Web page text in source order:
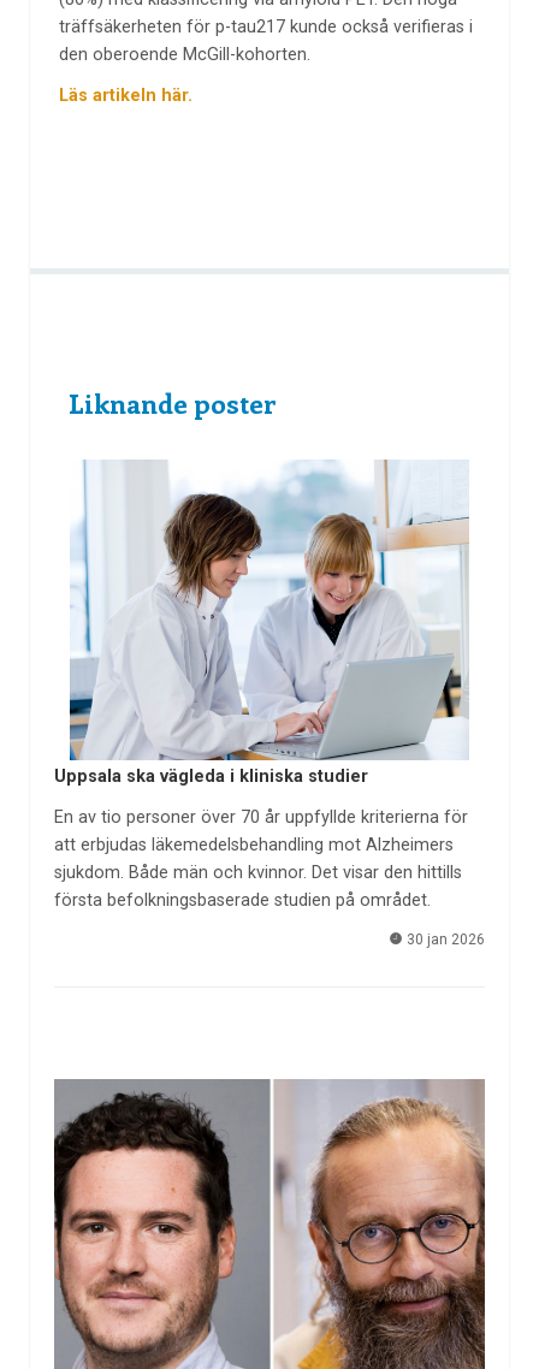
träffsäkerheten för p-tau217 kunde också verifieras i
den oberoende McGill-kohorten.
Läs artikeln här.
Liknande poster
Uppsala ska vägleda i kliniska studier
En av tio personer över 70 år uppfyllde kriterierna för
att erbjudas läkemedelsbehandling mot Alzheimers
sjukdom. Både män och kvinnor. Det visar den hittills
första befolkningsbaserade studien på området.
30 jan 2026